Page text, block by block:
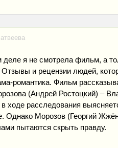
я не смотрела фильм, а
Отзывы и рецензии людей,
романтика. Фильм
(Андрей Ростоцкий) –
ходе расследования
Однако Морозов (Георгий
пытаются скрыть правду.